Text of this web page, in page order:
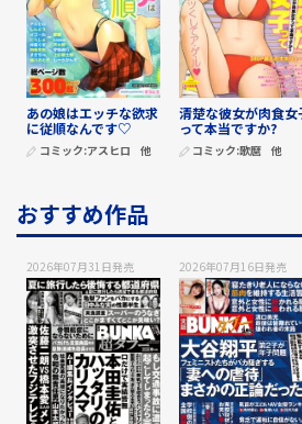
あの娘はエッチな欲求
に従順なんです♡
コミック:アスヒロ 他
清楚な彼女が肉食女
って本当ですか?
コミック:歌麿 他
おすすめ作品
2026年07月31日発売 2026年07月16日発売